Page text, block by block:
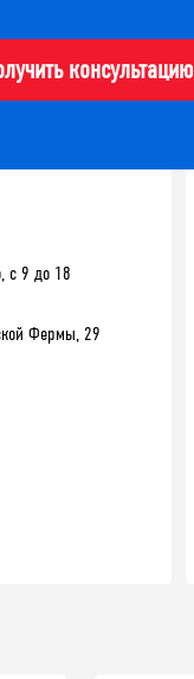
консультацию
с 9 до 18
Фермы, 29